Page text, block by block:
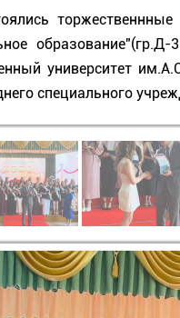
университет
специального